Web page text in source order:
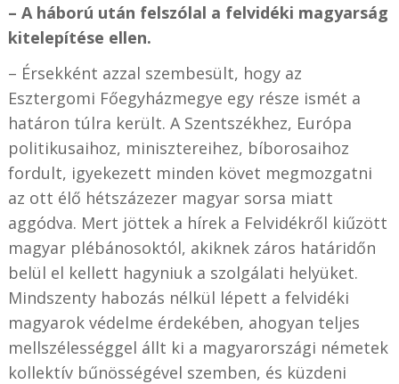
– A háború után felszólal a felvidéki magyarság
kitelepítése ellen.
– Érsekként azzal szembesült, hogy az
Esztergomi Főegyházmegye egy része ismét a
határon túlra került. A Szentszékhez, Európa
politikusaihoz, minisztereihez, bíborosaihoz
fordult, igyekezett minden követ megmozgatni
az ott élő hétszázezer magyar sorsa miatt
aggódva. Mert jöttek a hírek a Felvidékről kiűzött
magyar plébánosoktól, akiknek záros határidőn
belül el kellett hagyniuk a szolgálati helyüket.
Mindszenty habozás nélkül lépett a felvidéki
magyarok védelme érdekében, ahogyan teljes
mellszélességgel állt ki a magyarországi németek
kollektív bűnösségével szemben, és küzdeni